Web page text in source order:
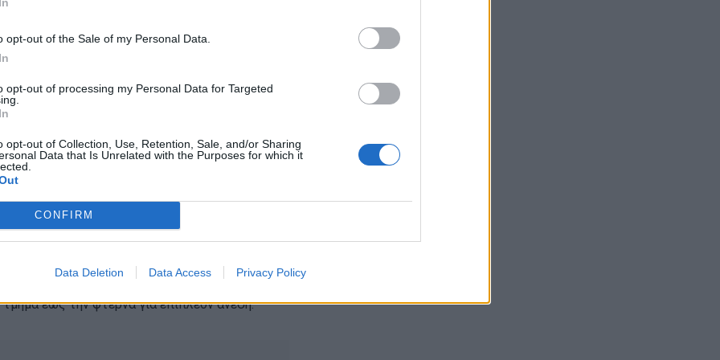
opt-out of the Sale of my Personal Data.
opt-out of processing my Personal Data for Targeted
opt-out of Collection, Use, Retention, Sale, and/or Sharing
Data that Is Unrelated with the Purposes for which it
CONFIRM
Data Deletion Data Access Privacy Policy
Nike
την σιλουέτα του μοντέλου Road Warrior
πριν μερικούς μήνες μέσω του λογαριασμού
διαθέτει τις πλάκες Pebax του Nike Shox και
μπροστινό μέρος του παπουτσιού για
Η σόλα του sneaker διαθέτει επίσης
έως την φτέρνα για επιπλέον άνεση.